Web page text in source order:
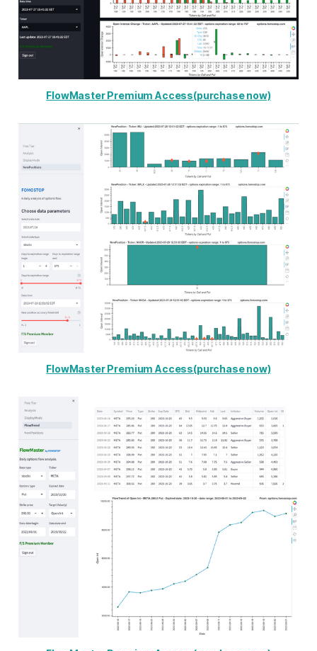
FlowMaster Premium Access(purchase now)
FlowMaster Premium Access(purchase now)